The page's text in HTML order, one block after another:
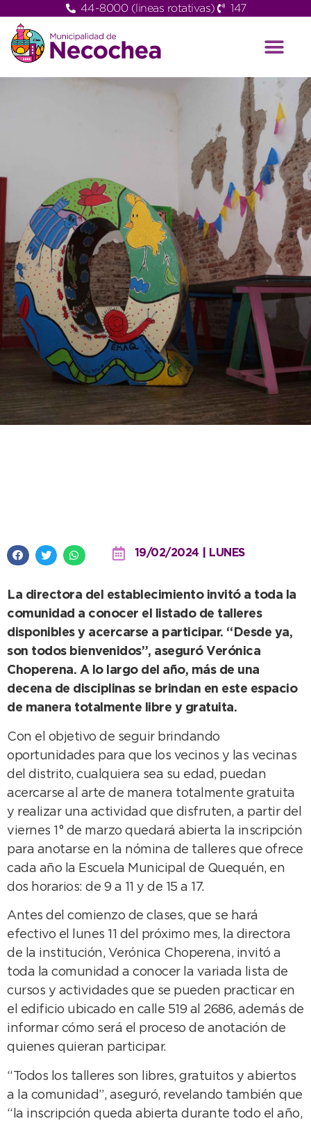
44-8000 (lineas rotativas) 147
19/02/2024 | LUNES
La directora del establecimiento invitó a toda la
comunidad a conocer el listado de talleres
disponibles y acercarse a participar. “Desde ya,
son todos bienvenidos”, aseguró Verónica
Choperena. A lo largo del año, más de una
decena de disciplinas se brindan en este espacio
de manera totalmente libre y gratuita.
Con el objetivo de seguir brindando
oportunidades para que los vecinos y las vecinas
del distrito, cualquiera sea su edad, puedan
acercarse al arte de manera totalmente gratuita
y realizar una actividad que disfruten, a partir del
viernes 1° de marzo quedará abierta la inscripción
para anotarse en la nómina de talleres que ofrece
cada año la Escuela Municipal de Quequén, en
dos horarios: de 9 a 11 y de 15 a 17.
Antes del comienzo de clases, que se hará
efectivo el lunes 11 del próximo mes, la directora
de la institución, Verónica Choperena, invitó a
toda la comunidad a conocer la variada lista de
cursos y actividades que se pueden practicar en
el edificio ubicado en calle 519 al 2686, además de
informar cómo será el proceso de anotación de
quienes quieran participar.
“Todos los talleres son libres, gratuitos y abiertos
a la comunidad”, aseguró, revelando también que
“la inscripción queda abierta durante todo el año,